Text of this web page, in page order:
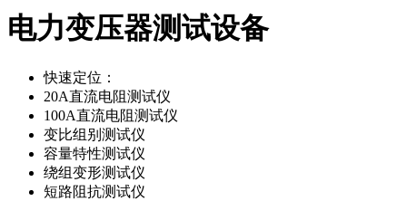
电力变压器测试设备
快速定位：
20A直流电阻测试仪
100A直流电阻测试仪
变比组别测试仪
容量特性测试仪
绕组变形测试仪
短路阻抗测试仪